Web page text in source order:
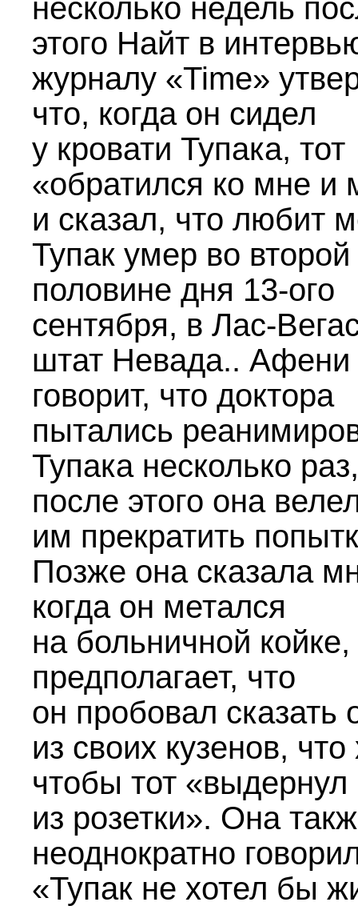
несколько недель
этого Найт в
журналу «Time»
что, когда он сидел
у кровати Тупака, тот
«обратился ко мне и
и сказал, что любит
Тупак умер во второй
половине дня 13-ого
сентября, в Лас-
штат Невада.. Афени
говорит, что доктора
пытались
Тупака несколько
после этого она
им прекратить
Позже она сказала
когда он метался
на больничной
предполагает, что
он пробовал сказать
из своих кузенов, что
чтобы тот «выдернул
из розетки». Она
неоднократно
«Тупак не хотел бы